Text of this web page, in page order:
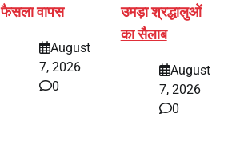
फैसला वापस
August
7, 2026
0
उमड़ा श्रद्धालुओं
का सैलाब
August
7, 2026
0